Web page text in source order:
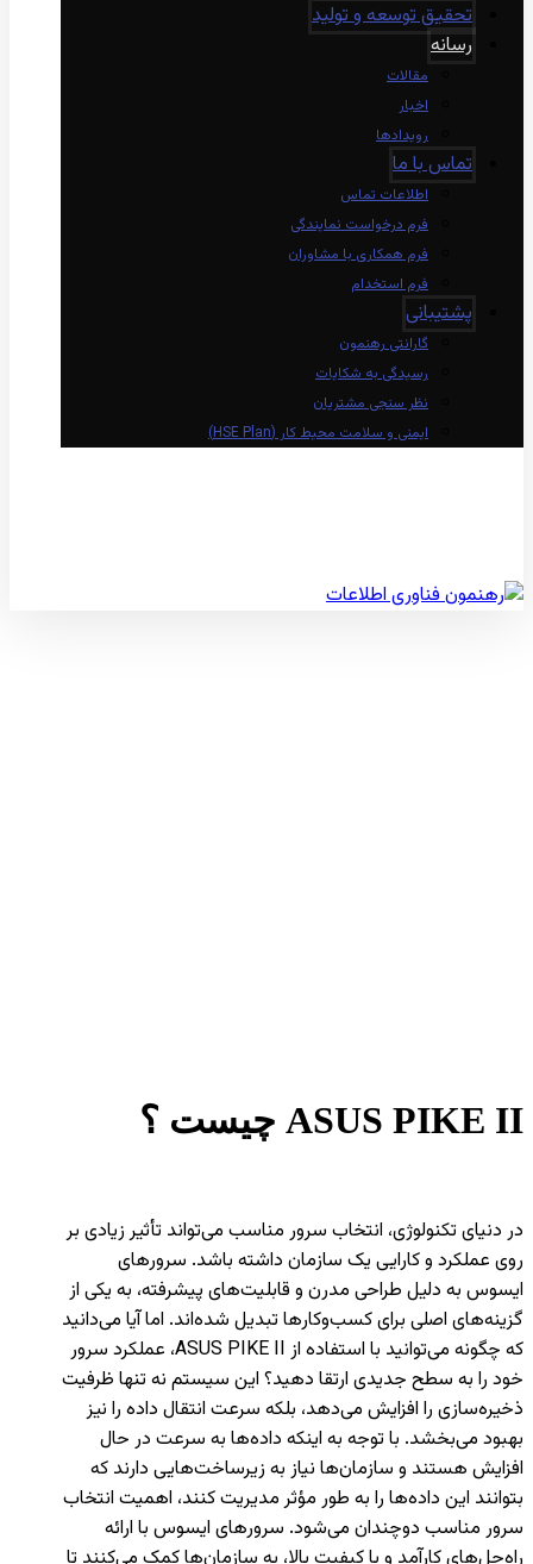
تحقیق توسعه و تولید
رسانه
مقالات
اخبار
رویدادها
تماس با ما
اطلاعات تماس
فرم درخواست نمایندگی
فرم همکاری با مشاوران
فرم استخدام
پشتیبانی
گارانتی رهنمون
رسیدگی به شکایات
نظر سنجی مشتریان
ایمنی و سلامت محیط کار (HSE Plan)
ASUS PIKE II چیست ؟
در دنیای تکنولوژی، انتخاب سرور مناسب می‌تواند تأثیر زیادی بر
روی عملکرد و کارایی یک سازمان داشته باشد. سرورهای
ایسوس به دلیل طراحی مدرن و قابلیت‌های پیشرفته، به یکی از
گزینه‌های اصلی برای کسب‌وکارها تبدیل شده‌اند. اما آیا می‌دانید
که چگونه می‌توانید با استفاده از ASUS PIKE II، عملکرد سرور
خود را به سطح جدیدی ارتقا دهید؟ این سیستم نه تنها ظرفیت
ذخیره‌سازی را افزایش می‌دهد، بلکه سرعت انتقال داده را نیز
بهبود می‌بخشد. با توجه به اینکه داده‌ها به سرعت در حال
افزایش هستند و سازمان‌ها نیاز به زیرساخت‌هایی دارند که
بتوانند این داده‌ها را به طور مؤثر مدیریت کنند، اهمیت انتخاب
سرور مناسب دوچندان می‌شود. سرورهای ایسوس با ارائه